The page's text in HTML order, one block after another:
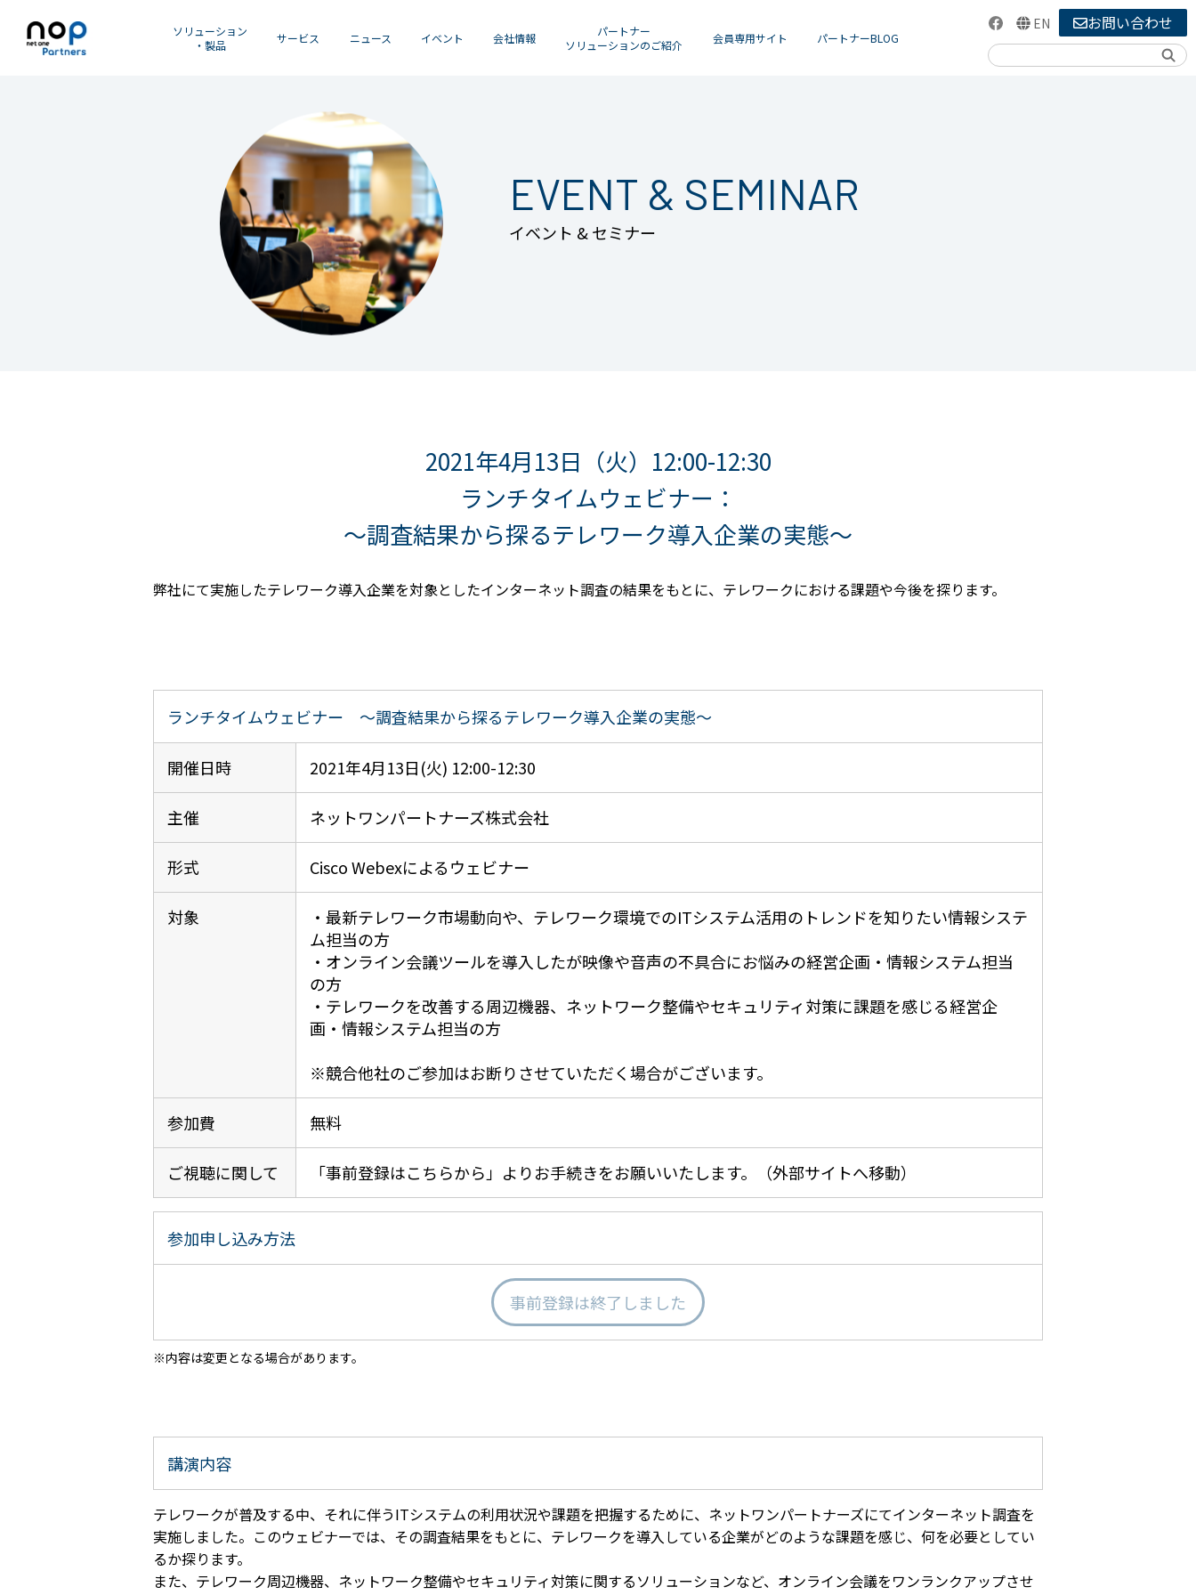
ソリューション
・製品
サービス ニュース イベント 会社情報
パートナー
ソリューションのご紹介
会員専用サイト パートナーBLOG
EN お問い合わせ
検索
EVENT & SEMINAR
イベント & セミナー
2021年4月13日（火）12:00-12:30
ランチタイムウェビナー：
～調査結果から探るテレワーク導入企業の実態～
弊社にて実施したテレワーク導入企業を対象としたインターネット調査の結果をもとに、テレワークにおける課題や今後を探ります。
ランチタイムウェビナー ～調査結果から探るテレワーク導入企業の実態～
開催日時 2021年4月13日(火) 12:00-12:30
主催 ネットワンパートナーズ株式会社
形式 Cisco Webexによるウェビナー
対象
・最新テレワーク市場動向や、テレワーク環境でのITシステム活用のトレンドを知りたい情報システ
ム担当の方
・オンライン会議ツールを導入したが映像や音声の不具合にお悩みの経営企画・情報システム担当
の方
・テレワークを改善する周辺機器、ネットワーク整備やセキュリティ対策に課題を感じる経営企
画・情報システム担当の方
※競合他社のご参加はお断りさせていただく場合がございます。
参加費 無料
ご視聴に関して 「事前登録はこちらから」よりお手続きをお願いいたします。（外部サイトへ移動）
参加申し込み方法
事前登録は終了しました
内容は変更となる場合があります。
講演内容
テレワークが普及する中、それに伴うITシステムの利用状況や課題を把握するために、ネットワンパートナーズにてインターネット調査を
実施しました。このウェビナーでは、その調査結果をもとに、テレワークを導入している企業がどのような課題を感じ、何を必要としてい
るか探ります。
また、テレワーク周辺機器、ネットワーク整備やセキュリティ対策に関するソリューションなど、オンライン会議をワンランクアップさせ